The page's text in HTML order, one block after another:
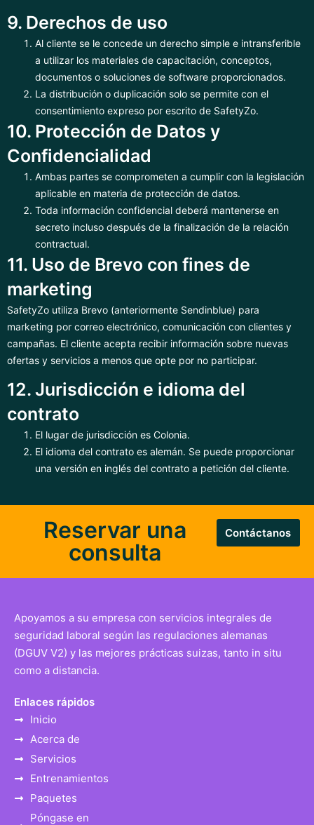
9. Derechos de uso
Al cliente se le concede un derecho simple e intransferible
a utilizar los materiales de capacitación, conceptos,
documentos o soluciones de software proporcionados.
La distribución o duplicación solo se permite con el
consentimiento expreso por escrito de SafetyZo.
10. Protección de Datos y
Confidencialidad
Ambas partes se comprometen a cumplir con la legislación
aplicable en materia de protección de datos.
Toda información confidencial deberá mantenerse en
secreto incluso después de la finalización de la relación
contractual.
11. Uso de Brevo con fines de
marketing
SafetyZo utiliza Brevo (anteriormente Sendinblue) para
marketing por correo electrónico, comunicación con clientes y
campañas. El cliente acepta recibir información sobre nuevas
ofertas y servicios a menos que opte por no participar.
12. Jurisdicción e idioma del
contrato
El lugar de jurisdicción es Colonia.
El idioma del contrato es alemán. Se puede proporcionar
una versión en inglés del contrato a petición del cliente.
Reservar una
consulta
Contáctanos
Apoyamos a su empresa con servicios integrales de
seguridad laboral según las regulaciones alemanas
(DGUV V2) y las mejores prácticas suizas, tanto in situ
como a distancia.
Enlaces rápidos
Inicio
Acerca de
Servicios
Entrenamientos
Paquetes
Póngase en